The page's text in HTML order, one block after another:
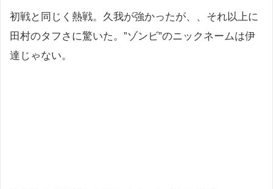
初戦と同じく熱戦。久我が強かったが、、それ以上に
田村のタフさに驚いた。”ゾンビ”のニックネームは伊
達じゃない。